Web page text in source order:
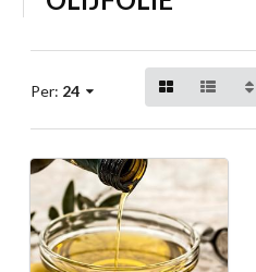
Per: 24